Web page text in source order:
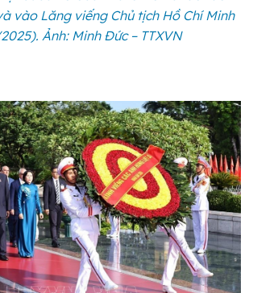
vào Lăng viếng Chủ tịch Hồ Chí Minh
Ảnh: Minh Đức – TTXVN